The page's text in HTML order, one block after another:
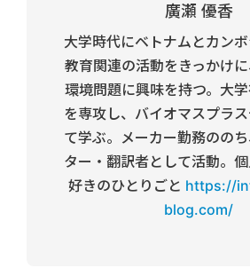
廣瀬 優香
大学時代にベトナムとカン
教育関連の活動をきっかけ
環境問題に興味を持つ。大
を専攻し、バイオマスプラ
て学ぶ。メーカー勤務のの
ター・翻訳者として活動。
好きのひとりごと https://
blog.com/